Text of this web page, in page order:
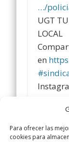
Para ofrecer las
cookies para
…/
UGT
LOCAL
en
#
http://